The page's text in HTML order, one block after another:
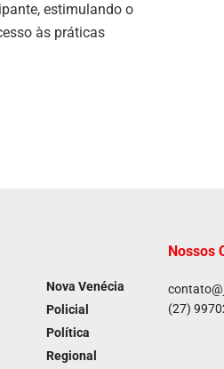
estimulando o
às práticas
Nova Venécia
Policial
Política
Regional
Nossos
(27)